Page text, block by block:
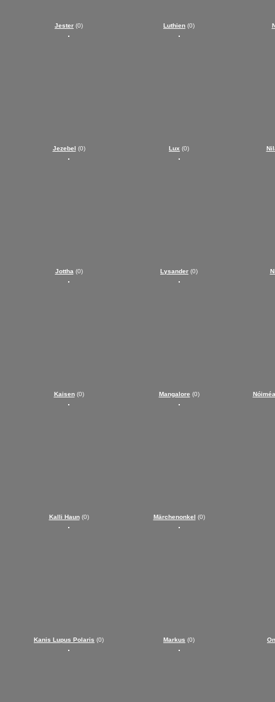
Jester (0)
Jezebel (0)
Jottha (0)
Kaisen(0)
Kalli Haun(0)
Kanis Lupus Polaris (0)
Luthien (0)
Lux (0)
Lysander (0)
Mangalore (0)
Märchenonkel (0)
Markus (0)